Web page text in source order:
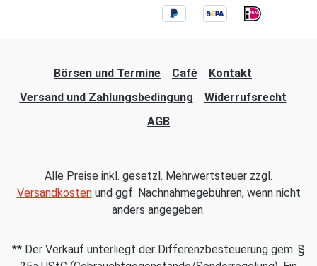
Börsen und Termine Café
Kontakt
Versand und Zahlungsbedingung
Widerrufsrecht
AGB
Alle Preise inkl. gesetzl. Mehrwertsteuer zzgl.
Versandkostenund ggf. Nachnahmegebühren, wenn nicht
anders angegeben.
** Der Verkauf unterliegt der Differenzbesteuerung gem. §